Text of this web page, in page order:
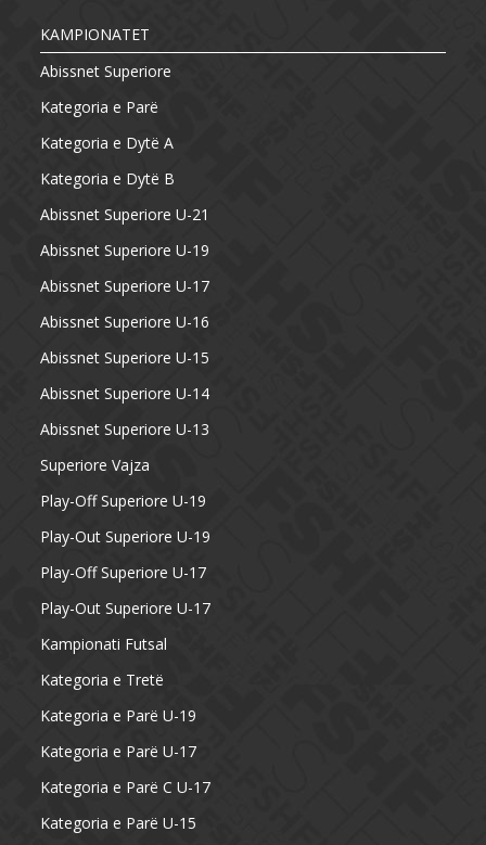
KAMPIONATET
Abissnet Superiore
Kategoria e Parë
Kategoria e Dytë A
Kategoria e Dytë B
Abissnet Superiore U-21
Abissnet Superiore U-19
Abissnet Superiore U-17
Abissnet Superiore U-16
Abissnet Superiore U-15
Abissnet Superiore U-14
Abissnet Superiore U-13
Superiore Vajza
Play-Off Superiore U-19
Play-Out Superiore U-19
Play-Off Superiore U-17
Play-Out Superiore U-17
Kampionati Futsal
Kategoria e Tretë
Kategoria e Parë U-19
Kategoria e Parë U-17
Kategoria e Parë C U-17
Kategoria e Parë U-15